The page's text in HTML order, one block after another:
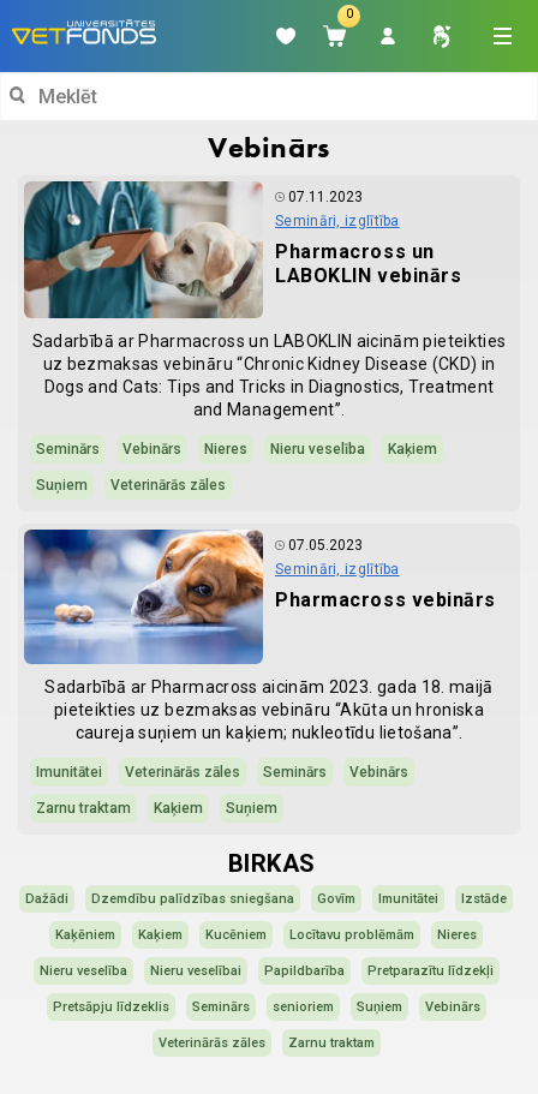
0
Search
Vebinārs
07.11.2023
Semināri, izglītība
Pharmacross un
LABOKLIN vebinārs
Sadarbībā ar Pharmacross un LABOKLIN aicinām pieteikties
uz bezmaksas vebināru “Chronic Kidney Disease (CKD) in
Dogs and Cats: Tips and Tricks in Diagnostics, Treatment
and Management”.
Seminārs Vebinārs Nieres Nieru veselība Kaķiem
Suņiem Veterinārās zāles
07.05.2023
Semināri, izglītība
Pharmacross vebinārs
Sadarbībā ar Pharmacross aicinām 2023. gada 18. maijā
pieteikties uz bezmaksas vebināru “Akūta un hroniska
caureja suņiem un kaķiem; nukleotīdu lietošana”.
Imunitātei Veterinārās zāles Seminārs Vebinārs
Zarnu traktam Kaķiem Suņiem
BIRKAS
Dažādi Dzemdību palīdzības sniegšana Govīm Imunitātei Izstāde
Kaķēniem Kaķiem Kucēniem Locītavu problēmām Nieres
Nieru veselība Nieru veselībai Papildbarība Pretparazītu līdzekļi
Pretsāpju līdzeklis Seminārs senioriem Suņiem Vebinārs
Veterinārās zāles Zarnu traktam